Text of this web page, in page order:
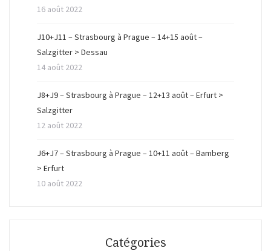
16 août 2022
J10+J11 – Strasbourg à Prague – 14+15 août –
Salzgitter > Dessau
14 août 2022
J8+J9 – Strasbourg à Prague – 12+13 août – Erfurt >
Salzgitter
12 août 2022
J6+J7 – Strasbourg à Prague – 10+11 août – Bamberg
> Erfurt
10 août 2022
Catégories